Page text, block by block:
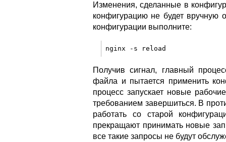
Изменения, сделанные в
конфигурацию не будет вручную
конфигурации выполните:
Получив сигнал, главный
файла и пытается применить
процесс запускает новые
требованием завершиться. В
работать со старой
прекращают принимать новые
все такие запросы не будут